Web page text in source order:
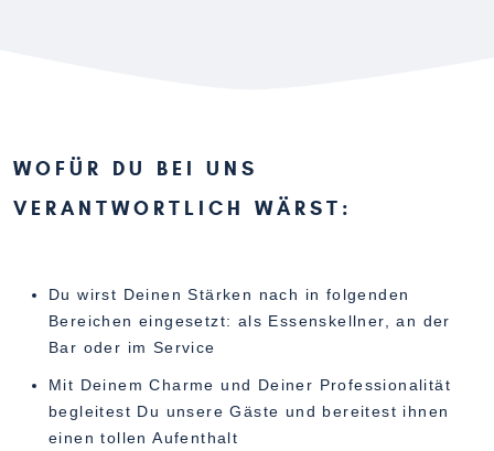
WOFÜR DU BEI UNS
VERANTWORTLICH WÄRST:
Du wirst Deinen Stärken nach in folgenden
Bereichen eingesetzt: als Essenskellner, an der
Bar oder im Service
Mit Deinem Charme und Deiner Professionalität
begleitest Du unsere Gäste und bereitest ihnen
einen tollen Aufenthalt